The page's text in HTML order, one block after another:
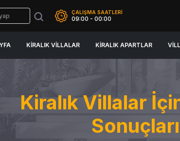
ÇALIŞMA SAATLERİ
09:00 - 00:00
KIRALIK VILLALAR KIRALIK APARTLAR
Kiralık Villalar
Sonuçları